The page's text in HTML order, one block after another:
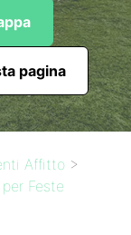
pagina
Affitto >
Feste